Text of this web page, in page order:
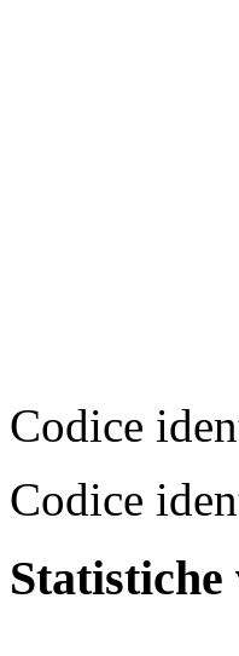
Codice
Codice
Statistiche